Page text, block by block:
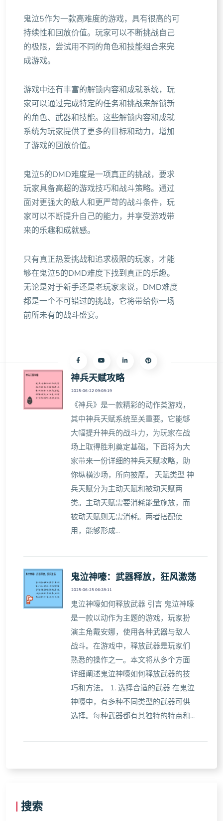
鬼泣5作为一款高难度的游戏，具有很高的可
持续性和回放价值。玩家可以不断挑战自己
的极限，尝试用不同的角色和技能组合来完
成游戏。
游戏中还有丰富的解锁内容和成就系统，玩
家可以通过完成特定的任务和挑战来解锁新
的角色、武器和技能。这些解锁内容和成就
系统为玩家提供了更多的目标和动力，增加
了游戏的回放价值。
鬼泣5的DMD难度是一项真正的挑战，要求
玩家具备高超的游戏技巧和战斗策略。通过
面对更强大的敌人和更严苛的战斗条件，玩
家可以不断提升自己的能力，并享受游戏带
来的乐趣和成就感。
只有真正热爱挑战和追求极限的玩家，才能
够在鬼泣5的DMD难度下找到真正的乐趣。
无论是对于新手还是老玩家来说，DMD难度
都是一个不可错过的挑战，它将带给你一场
前所未有的战斗盛宴。
神兵天赋攻略
2025-06-22 09:08:19
《神兵》是一款精彩的动作类游戏，
其中神兵天赋系统至关重要。它能够
大幅提升神兵的战斗力，为玩家在战
场上取得胜利奠定基础。下面将为大
家带来一份详细的神兵天赋攻略，助
你纵横沙场，所向披靡。 天赋类型 神
兵天赋分为主动天赋和被动天赋两
类。主动天赋需要消耗能量施放，而
被动天赋则无需消耗。两者搭配使
用，能够形成...
鬼泣神嚎：武器释放，狂风激荡
2025-06-25 06:28:11
鬼泣神嚎如何释放武器 引言 鬼泣神嚎
是一款以动作为主题的游戏，玩家扮
演主角戴安娜，使用各种武器与敌人
战斗。在游戏中，释放武器是玩家们
熟悉的操作之一。本文将从多个方面
详细阐述鬼泣神嚎如何释放武器的技
巧和方法。 1. 选择合适的武器 在鬼泣
神嚎中，有多种不同类型的武器可供
选择。每种武器都有其独特的特点和...
搜索